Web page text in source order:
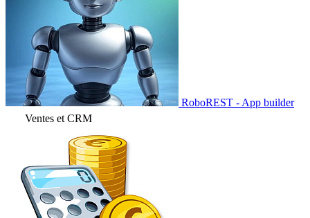
RoboREST - App builder
Ventes et CRM